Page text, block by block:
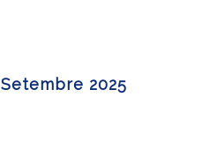
Setembre 2025